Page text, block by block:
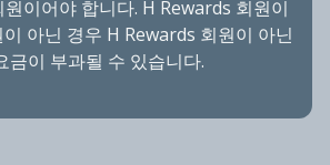
이어야 합니다. H Rewards 회원이
아닌 경우 H Rewards 회원이 아닌
금이 부과될 수 있습니다.